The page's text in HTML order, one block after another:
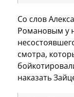
Со слов
Романовым у
смотра,
наказать